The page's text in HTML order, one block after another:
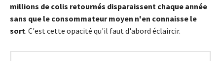
millions de colis retournés disparaissent chaque année
sans que le consommateur moyen n'en connaisse le
sort. C'est cette opacité qu'il faut d'abord éclaircir.